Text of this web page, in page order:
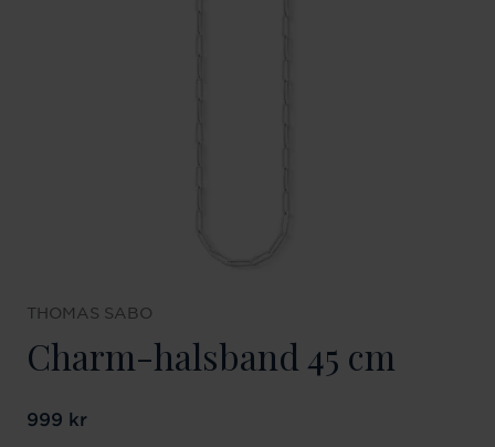
THOMAS SABO
Charm-halsband 45 cm
Pris:999 kr
999 kr